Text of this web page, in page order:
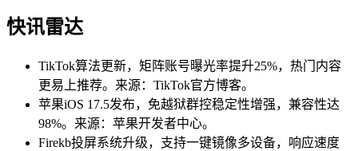
快讯雷达
TikTok算法更新，矩阵账号曝光率提升25%，热门内容
更易上推荐。来源：TikTok官方博客。
苹果iOS 17.5发布，免越狱群控稳定性增强，兼容性达
98%。来源：苹果开发者中心。
Firekb投屏系统升级，支持一键镜像多设备，响应速度